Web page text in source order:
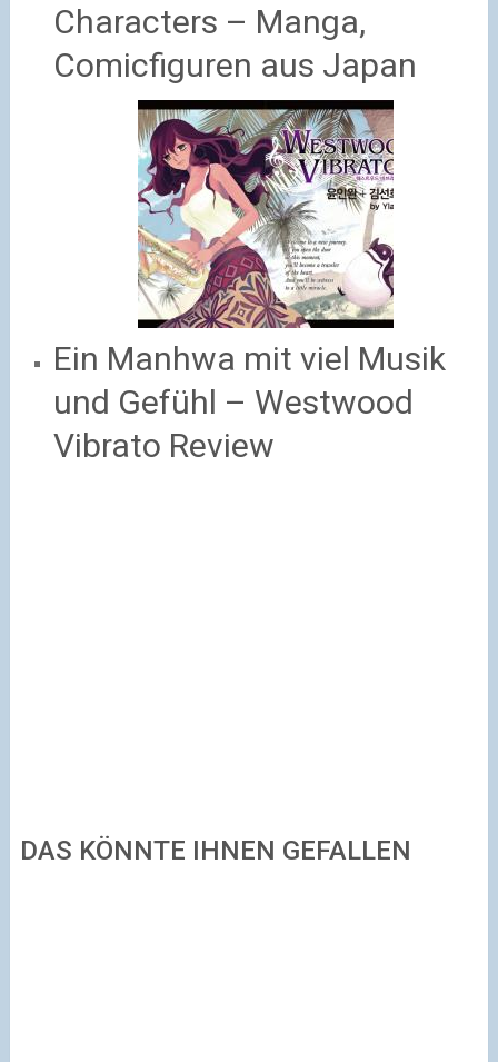
Characters – Manga,
Comicfiguren aus Japan
Ein Manhwa mit viel Musik
und Gefühl – Westwood
Vibrato Review
DAS KÖNNTE IHNEN GEFALLEN